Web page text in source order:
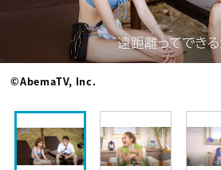
©AbemaTV, Inc.